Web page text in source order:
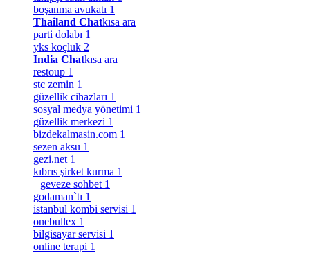
boşanma avukatı 1
Thailand Chatkısa ara
parti dolabı 1
yks koçluk 2
India Chatkısa ara
restoup 1
stc zemin 1
güzellik cihazları 1
sosyal medya yönetimi 1
güzellik merkezi 1
bizdekalmasin.com 1
sezen aksu 1
gezi.net 1
kıbrıs şirket kurma 1
geveze sohbet 1
godaman`tı 1
istanbul kombi servisi 1
onebullex 1
bilgisayar servisi 1
online terapi 1